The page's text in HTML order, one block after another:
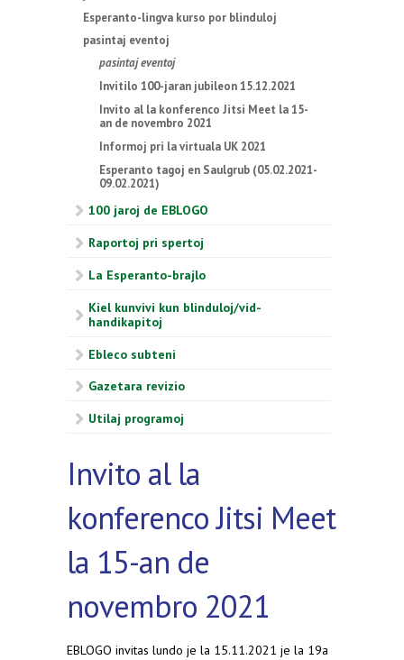
Esperanto-lingva kurso por blinduloj
pasintaj eventoj
pasintaj eventoj
Invitilo 100-jaran jubileon 15.12.2021
Invito al la konferenco Jitsi Meet la 15-
an de novembro 2021
Informoj pri la virtuala UK 2021
Esperanto tagoj en Saulgrub (05.02.2021-
09.02.2021)
100 jaroj de EBLOGO
Raportoj pri spertoj
La Esperanto-brajlo
Kiel kunvivi kun blinduloj/vid-
handikapitoj
Ebleco subteni
Gazetara revizio
Utilaj programoj
Invito al la
konferenco Jitsi Meet
la 15-an de
novembro 2021
EBLOGO invitas lundo je la 15.11.2021 je la 19a